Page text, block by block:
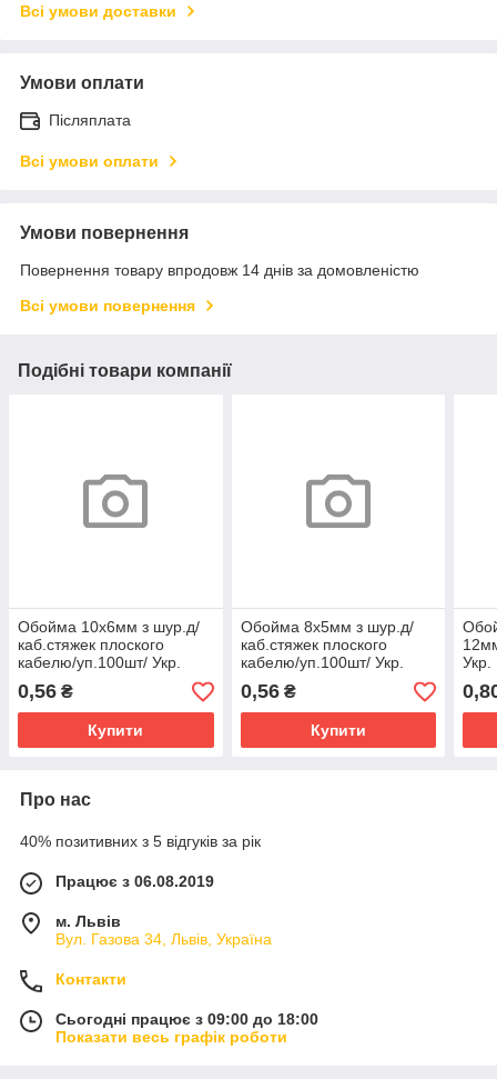
Всі умови доставки
Умови оплати
Післяплата
Всі умови оплати
Умови повернення
Повернення товару впродовж 14 днів за домовленістю
Всі умови повернення
Подібні товари компанії
Обойма 10х6мм з шур.д/
каб.стяжек плоского
кабелю/уп.100шт/ Укр.
0,56 ₴
Купити
Обойма 8х5мм з шур.д/
каб.стяжек плоского
кабелю/уп.100шт/ Укр.
0,56₴
Купити
Укр.
Про нас
40% позитивних з 5 відгуків за рік
Працює з 06.08.2019
м. Львів
Вул. Газова 34, Львів, Україна
Контакти
Сьогодні працює з 09:00 до 18:00
Показати весь графік роботи